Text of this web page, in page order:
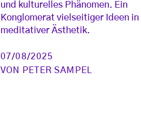
und kulturelles Phänomen. Ein
Konglomerat vielseitiger Ideen in
meditativer Ästhetik.
07/08/2025
VON
PETER SAMPEL